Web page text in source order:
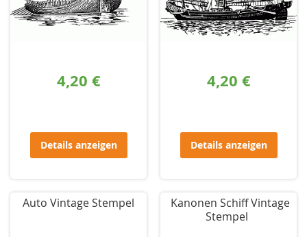
4,20 €
Details anzeigen
4,20 €
Details anzeigen
Auto Vintage Stempel
Kanonen Schiff Vintage
Stempel